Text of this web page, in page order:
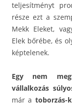
teljesítményt
része ezt a
Mekk Eleket,
Elek bőrébe, és
képtelenek.
Egy nem
vállalkozás
már a toborzás-